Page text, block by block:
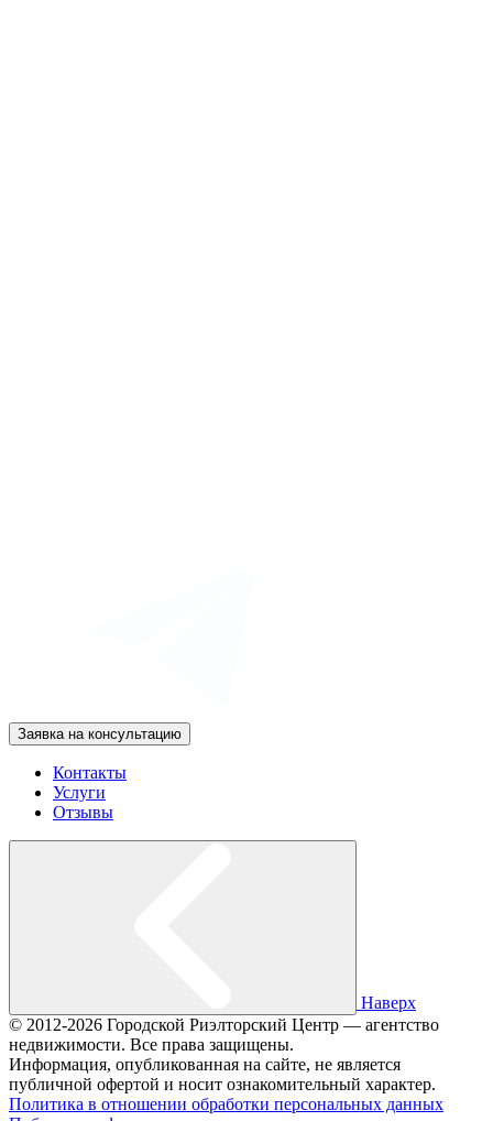
Заявка на консультацию
Контакты
Услуги
Отзывы
Наверх
© 2012-2026 Городской Риэлторский Центр — агентство
недвижимости. Все права защищены.
Информация, опубликованная на сайте, не является
публичной офертой и носит ознакомительный характер.
Политика в отношении обработки персональных данных